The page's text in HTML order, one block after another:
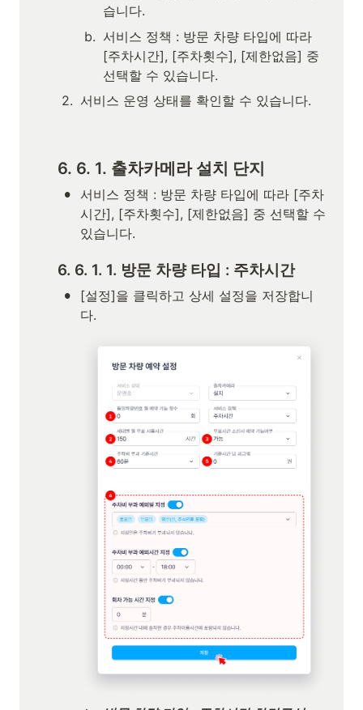
습니다.
b. 서비스 정책 : 방문 차량 타입에 따라
[주차시간], [주차횟수], [제한없음] 중
선택할 수 있습니다.
2. 서비스 운영 상태를 확인할 수 있습니다.
6. 6. 1. 출차카메라 설치 단지
• 서비스 정책 : 방문 차량 타입에 따라 [주차
시간], [주차횟수], [제한없음] 중 선택할 수
있습니다.
6. 6. 1. 1. 방문 차량 타입 : 주차시간
•
[설정]을 클릭하고 상세 설정을 저장합니
다.